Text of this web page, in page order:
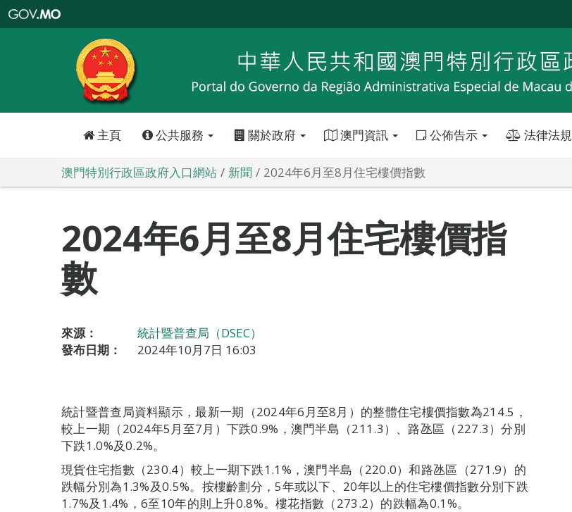
特
政
區
政
口
主頁 公共服務 關於政府 澳門資訊 公佈告示 法律法規
澳門特別行政區政府入口網站 新聞 2024年6月至8月住宅樓價指數
2024年6月至8月住宅樓價指
數
來源：
統計暨普查局（DSEC）
發布日期：
2024年10月7日 16:03
統計暨普查局資料顯示，最新一期（2024年6月至8月）的整體住宅樓價指數為214.5，
較上一期（2024年5月至7月）下跌0.9%，澳門半島（211.3）、路氹區（227.3）分別
下跌1.0%及0.2%。
現貨住宅指數（230.4）較上一期下跌1.1%，澳門半島（220.0）和路氹區（271.9）的
跌幅分別為1.3%及0.5%。按樓齡劃分，5年或以下、20年以上的住宅樓價指數分別下跌
1.7%及1.4%，6至10年的則上升0.8%。樓花指數（273.2）的跌幅為0.1%。